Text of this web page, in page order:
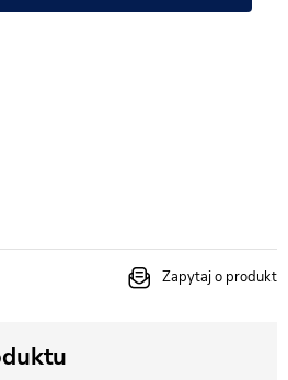
Zapytaj o produkt